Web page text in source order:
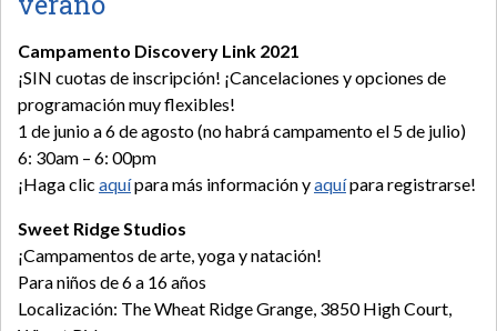
Campamento Discovery Link 2021
¡SIN cuotas de inscripción! ¡Cancelaciones y opciones de
programación muy flexibles!
1 de junio a 6 de agosto (no habrá campamento el 5 de julio)
6: 30am – 6: 00pm
¡Haga clic aquípara más información yaquípara registrarse!
Sweet Ridge Studios
¡Campamentos de arte, yoga y natación!
Para niños de 6 a 16 años
Localización: The Wheat Ridge Grange, 3850 High Court,